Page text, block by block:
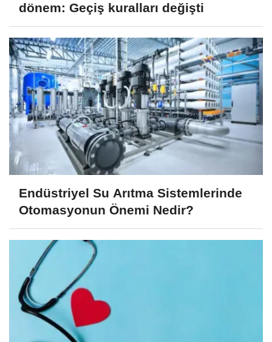
dönem: Geçiş kuralları değişti
Endüstriyel Su Arıtma Sistemlerinde
Otomasyonun Önemi Nedir?